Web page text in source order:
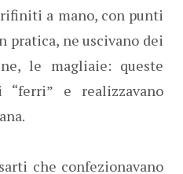
a mano, con punti
ne uscivano dei
le magliaie: queste
“ferri” e realizzavano
che confezionavano